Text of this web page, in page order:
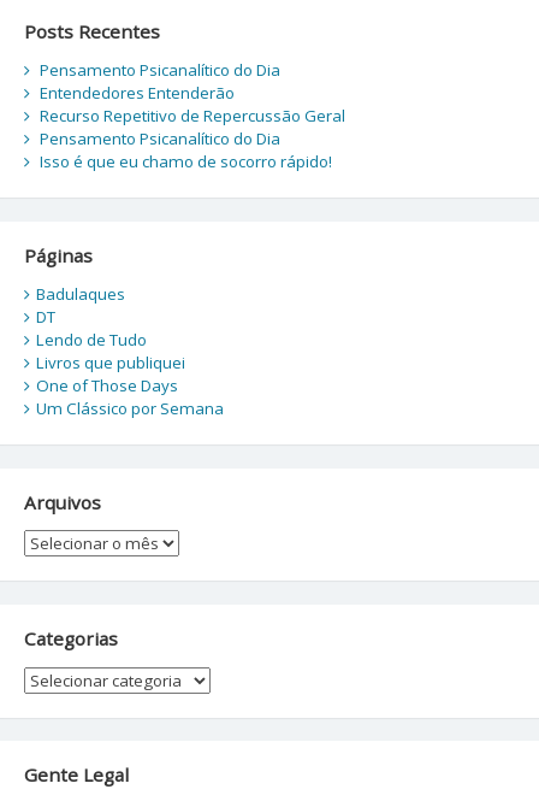
Posts Recentes
Pensamento Psicanalítico do Dia
Entendedores Entenderão
Recurso Repetitivo de Repercussão Geral
Pensamento Psicanalítico do Dia
Isso é que eu chamo de socorro rápido!
Páginas
Badulaques
DT
Lendo de Tudo
Livros que publiquei
One of Those Days
Um Clássico por Semana
Arquivos
Arquivos
Categorias
Categorias
Gente Legal